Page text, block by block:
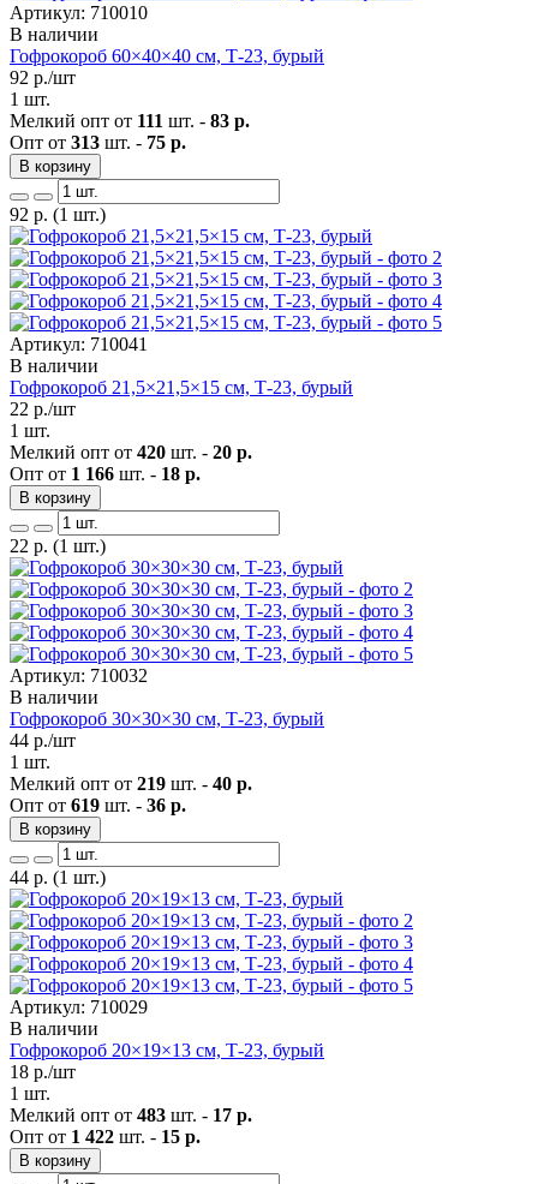
Артикул: 710010
В наличии
Гофрокороб 60×40×40 см, Т-23, бурый
92 р./шт
1 шт.
Мелкий опт от 111 шт. - 83 р.
Опт от 313 шт. - 75 р.
В корзину
92 р. (1 шт.)
Артикул: 710041
В наличии
Гофрокороб 21,5×21,5×15 см, Т-23, бурый
22 р./шт
1 шт.
Мелкий опт от 420 шт. - 20 р.
Опт от 1 166 шт. - 18 р.
В корзину
22 р. (1 шт.)
Артикул: 710032
В наличии
Гофрокороб 30×30×30 см, Т-23, бурый
44 р./шт
1 шт.
Мелкий опт от 219 шт. - 40 р.
Опт от 619 шт. - 36 р.
В корзину
44 р. (1 шт.)
Артикул: 710029
В наличии
Гофрокороб 20×19×13 см, Т-23, бурый
18 р./шт
1 шт.
Мелкий опт от 483 шт. - 17 р.
Опт от 1 422 шт. - 15 р.
В корзину